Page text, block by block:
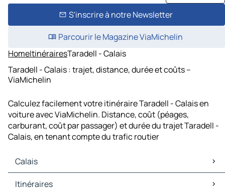
S'inscrire à notre Newsletter
Parcourir le Magazine ViaMichelin
HomeItinérairesTaradell - Calais
Taradell - Calais : trajet, distance, durée et coûts –
ViaMichelin
Calculez facilement votre itinéraire Taradell - Calais en
voiture avec ViaMichelin. Distance, coût (péages,
carburant, coût par passager) et durée du trajet Taradell -
Calais, en tenant compte du trafic routier
Calais
Calais Cartes et plans
Itinéraires